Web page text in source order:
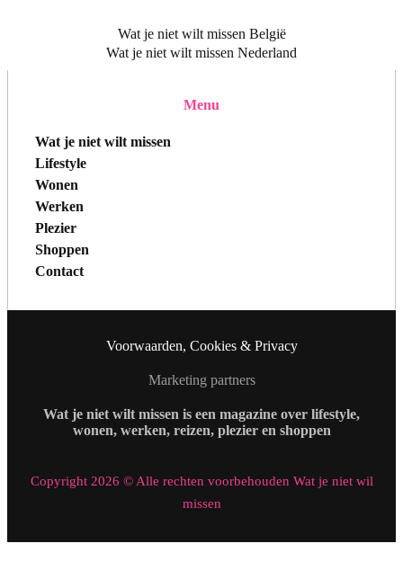
Wat je niet wilt missen België
Wat je niet wilt missen Nederland
Menu
Wat je niet wilt missen
Lifestyle
Wonen
Werken
Plezier
Shoppen
Contact
Voorwaarden, Cookies & Privacy
Marketing partners
Wat je niet wilt missen is een magazine over lifestyle,
wonen, werken, reizen, plezier en shoppen
Copyright 2026 © Alle rechten voorbehouden Wat je niet wil
missen